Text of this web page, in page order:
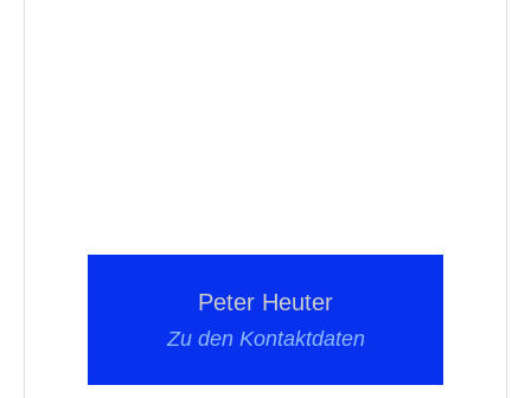
Peter Heuter
Zu den Kontaktdaten